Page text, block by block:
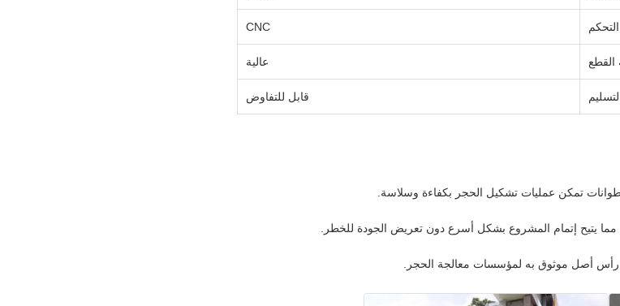
CNC
القطع عالية
قابل للتفاوض
تمكن عمليات تشكيل الحجر بكفاءة وسلاسة.
مما يتيح إتمام المشروع بشكل أسرع دون تعريض الجودة للخطر.
رأس أصل موثوق به لمؤسسات معالجة الحجر.